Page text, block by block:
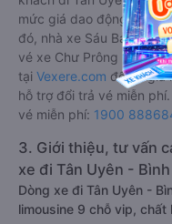
mức giá dao động từ
đó, nhà xe Sáu Bản có
vé xe Chư Prông - Gia
tại Vexere.com để có giá
hỗ trợ đổi trả vé miễn
vé miễn phí: 1900
3. Giới thiệu, tư vấn
xe đi Tân Uyên -
Dòng xe đi Tân Uyên -
limousine 9 chỗ vip,